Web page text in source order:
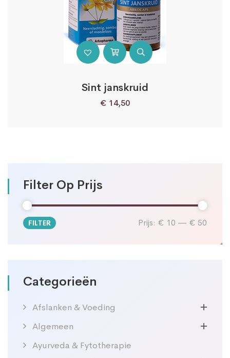
Filter Op Prijs
Min.
Max.
FILTER Prijs: € 10 — € 50
Categorieën
Afslanken & Voeding
Algemeen
Ayurveda & Fytotherapie
Sint janskruid
€ 14,50